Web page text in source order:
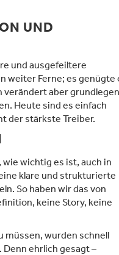
UND
und ausgefeiltere
weiter Ferne; es genügte
verändert aber
Heute sind es einfach
der stärkste Treiber.
wichtig es ist, auch in
klare und strukturierte
So haben wir das von
keine Story, keine
müssen, wurden schnell
ehrlich gesagt –